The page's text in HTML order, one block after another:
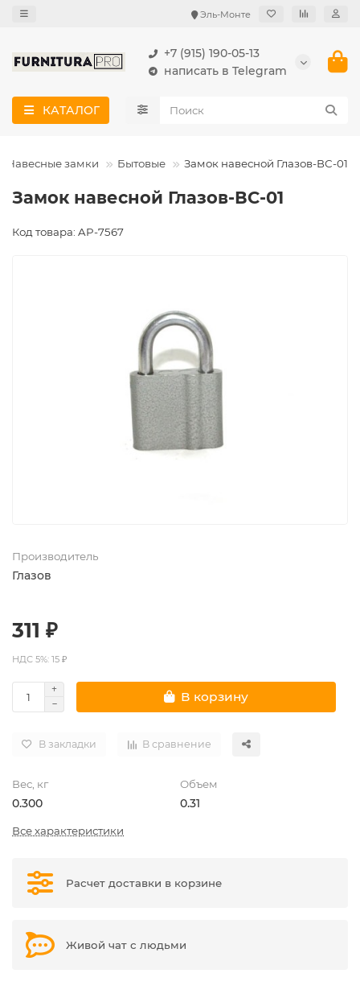
Эль-Монте
+7 (915) 190-05-13
написать в Telegram
КАТАЛОГ
Навесные замки Бытовые Замок навесной Глазов-ВС-01
Замок навесной Глазов-ВС-01
Код товара: AP-7567
Производитель
Глазов
311 ₽
НДС 5%: 15 ₽
В корзину
В закладки В сравнение
Вес, кг
0.300
Объем
0.31
Все характеристики
Расчет доставки в корзине
Живой чат с людьми